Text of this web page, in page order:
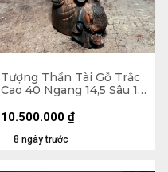
Tượng Thần Tài Gỗ Trắc
Cao 40 Ngang 14,5 Sâu 17
8 ngày trước
10.500.000 ₫